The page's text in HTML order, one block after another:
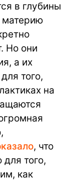
в глубины
материю
Но они
а их
того,
на
, что
того,
как